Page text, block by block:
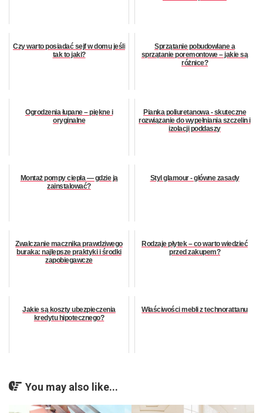
Czy warto posiadać sejf w domu jeśli
tak to jaki?
Sprzątanie pobudowlane a
sprzątanie poremontowe – jakie są
różnice?
Ogrodzenia łupane – piękne i
oryginalne
Pianka poliuretanowa - skuteczne
rozwiązanie do wypełniania szczelin i
izolacji poddaszy
Montaż pompy ciepła — gdzie ją
zainstalować?
Styl glamour - główne zasady
Zwalczanie macznika prawdziwego
buraka: najlepsze praktyki i środki
zapobiegawcze
Rodzaje płytek – co warto wiedzieć
przed zakupem?
Jakie są koszty ubezpieczenia
kredytu hipotecznego?
Właściwości mebli z technorattanu
You may also like...